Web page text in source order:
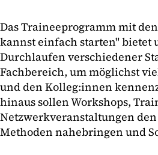
Das Traineeprogramm mit
kannst einfach starten" bietet
Durchlaufen verschiedener
Fachbereich, um möglichst
und den Kolleg:innen
hinaus sollen Workshops,
Netzwerkveranstaltungen
Methoden nahebringen und